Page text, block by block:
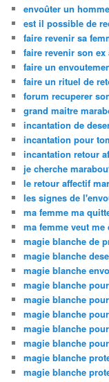
envoûter un
est il possible de
faire revenir sa
faire revenir son ex
faire un
faire un rituel de
forum recuperer
grand maitre
incantation de
incantation pour
incantation retour
je cherche
le retour affectif
les signes de
ma femme ma
ma femme veut
magie blanche de
magie blanche
magie blanche
magie blanche
magie blanche
magie blanche
magie blanche
magie blanche
magie blanche
magie blanche